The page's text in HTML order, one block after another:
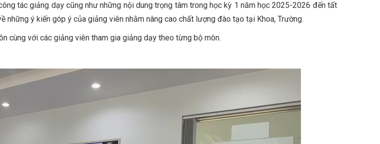
tác giảng dạy cũng như những nội dung trọng tâm trong học kỳ 1 năm học 2025-2026 đến tất
những ý kiến góp ý của giảng viên nhằm nâng cao chất lượng đào tạo tại Khoa, Trường.
cùng với các giảng viên tham gia giảng dạy theo từng bộ môn.